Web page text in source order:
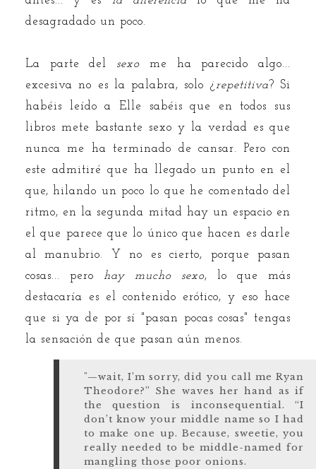
desagradado un poco.
La parte del sexo me ha parecido algo...
excesiva no es la palabra, solo ¿repetitiva? Si
habéis leído a Elle sabéis que en todos sus
libros mete bastante sexo y la verdad es que
nunca me ha terminado de cansar. Pero con
este admitiré que ha llegado un punto en el
que, hilando un poco lo que he comentado del
ritmo, en la segunda mitad hay un espacio en
el que parece que lo único que hacen es darle
al manubrio. Y no es cierto, porque pasan
cosas... pero hay mucho sexo, lo que más
destacaría es el contenido erótico, y eso hace
que si ya de por sí "pasan pocas cosas" tengas
la sensación de que pasan aún menos.
"—wait, I’m sorry, did you call me Ryan
Theodore?” She waves her hand as if
the question is inconsequential. “I
don’t know your middle name so I had
to make one up. Because, sweetie, you
really needed to be middle-named for
mangling those poor onions.